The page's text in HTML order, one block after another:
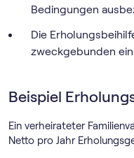
Bedingungen
Die
zweckgebunden
Beispiel
Ein verheirateter
Netto pro Jahr